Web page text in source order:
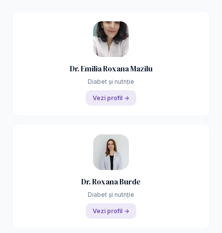
Dr. Emilia Roxana Mazilu
Diabet și nutriție
Vezi profil →
Dr. Roxana Burde
Diabet și nutriție
Vezi profil →